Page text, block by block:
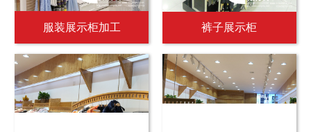
服装展示柜加工 裤子展示柜